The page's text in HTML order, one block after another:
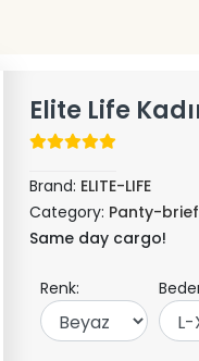
Elite Life
Brand: ELITE-LIFE
Category: Panty-
Same day cargo!
Renk: